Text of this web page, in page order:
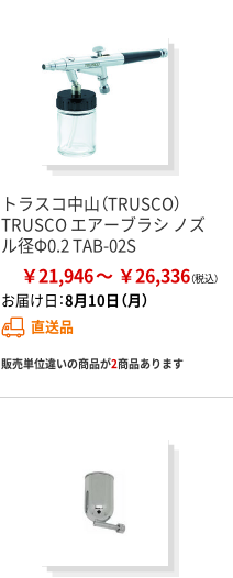
トラスコ中山（TRUSCO）
TRUSCO エアーブラシ ノズ
ル径Φ0.2 TAB-02S
￥21,946 ￥26,336
お届け日：8月10日（月）
直送品
販売単位違いの商品が2商品あります